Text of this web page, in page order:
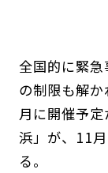
全国的に緊
の制限も解
月に開催予
浜」が、11
る。